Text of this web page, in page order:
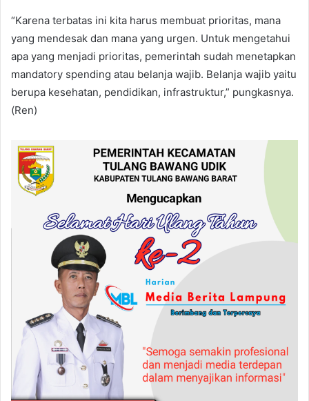
“Karena terbatas ini kita harus membuat prioritas, mana
yang mendesak dan mana yang urgen. Untuk mengetahui
apa yang menjadi prioritas, pemerintah sudah menetapkan
mandatory spending atau belanja wajib. Belanja wajib yaitu
berupa kesehatan, pendidikan, infrastruktur,” pungkasnya.
(Ren)